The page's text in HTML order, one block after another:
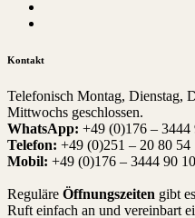
Kontakt
Telefonisch Montag, Dienstag,
Mittwochs geschlossen.
WhatsApp: +49 (0)176 – 3444
Telefon: +49 (0)251 – 20 80 54
Mobil: +49 (0)176 – 3444 90 10
Reguläre Öffnungszeiten gibt
Ruft einfach an und vereinbart